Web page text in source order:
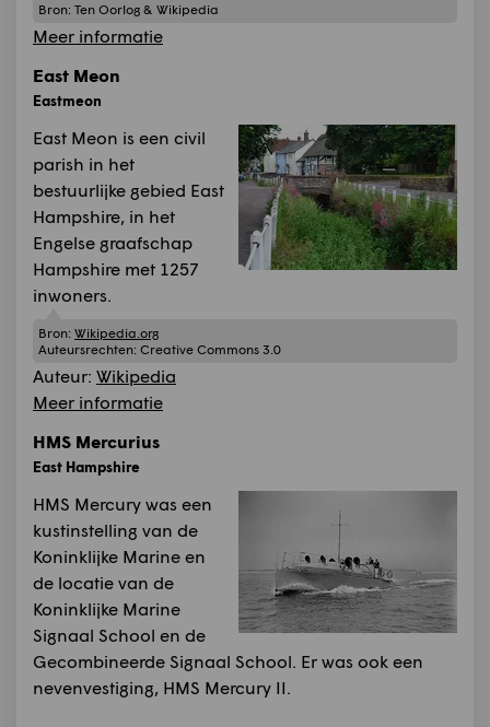
Bron: Ten Oorlog & Wikipedia
Meer informatie
East Meon
Eastmeon
East Meon is een civil
parish in het
bestuurlijke gebied East
Hampshire, in het
Engelse graafschap
Hampshire met 1257
inwoners.
Bron: Wikipedia.org
Auteursrechten: Creative Commons 3.0
Auteur: Wikipedia
Meer informatie
HMS Mercurius
East Hampshire
HMS Mercury was een
kustinstelling van de
Koninklijke Marine en
de locatie van de
Koninklijke Marine
Signaal School en de
Gecombineerde Signaal School. Er was ook een
nevenvestiging, HMS Mercury II.